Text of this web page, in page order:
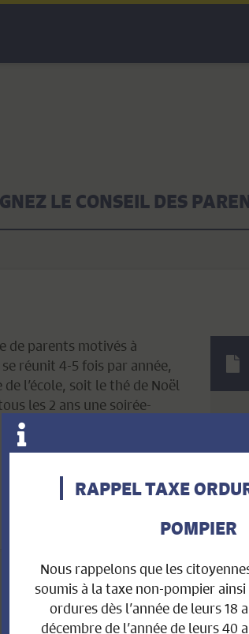
LE CONSEIL DES
de parents motivés à
se réunit 4-5 fois par année,
l’école, soit le thé de Noël
les 2 ans une soirée-
RAPPEL TAXE
POMPIER
Nous rappelons que les
soumis à la taxe non-pompier ainsi
ordures dès l’année de leurs 18
décembre de l’année de leurs 40